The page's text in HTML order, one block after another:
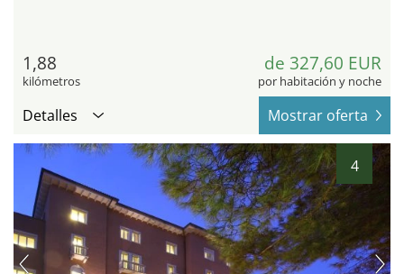
1,88
kilómetros
de 327,60 EUR
por habitación y noche
Detalles Mostrar oferta
4